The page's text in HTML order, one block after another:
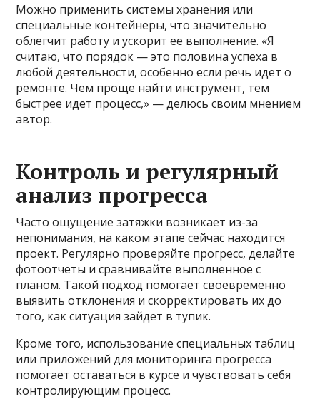
Можно применить системы хранения или
специальные контейнеры, что значительно
облегчит работу и ускорит ее выполнение. «Я
считаю, что порядок — это половина успеха в
любой деятельности, особенно если речь идет о
ремонте. Чем проще найти инструмент, тем
быстрее идет процесс,» — делюсь своим мнением
автор.
Контроль и регулярный
анализ прогресса
Часто ощущение затяжки возникает из-за
непонимания, на каком этапе сейчас находится
проект. Регулярно проверяйте прогресс, делайте
фотоотчеты и сравнивайте выполненное с
планом. Такой подход помогает своевременно
выявить отклонения и скорректировать их до
того, как ситуация зайдет в тупик.
Кроме того, использование специальных таблиц
или приложений для мониторинга прогресса
помогает оставаться в курсе и чувствовать себя
контролирующим процесс.